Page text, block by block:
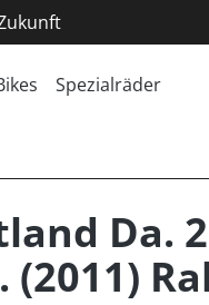
Spezialräder
Da.
(2011)